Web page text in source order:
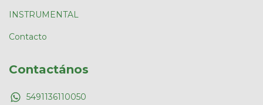
INSTRUMENTAL
Contacto
Contactános
5491136110050